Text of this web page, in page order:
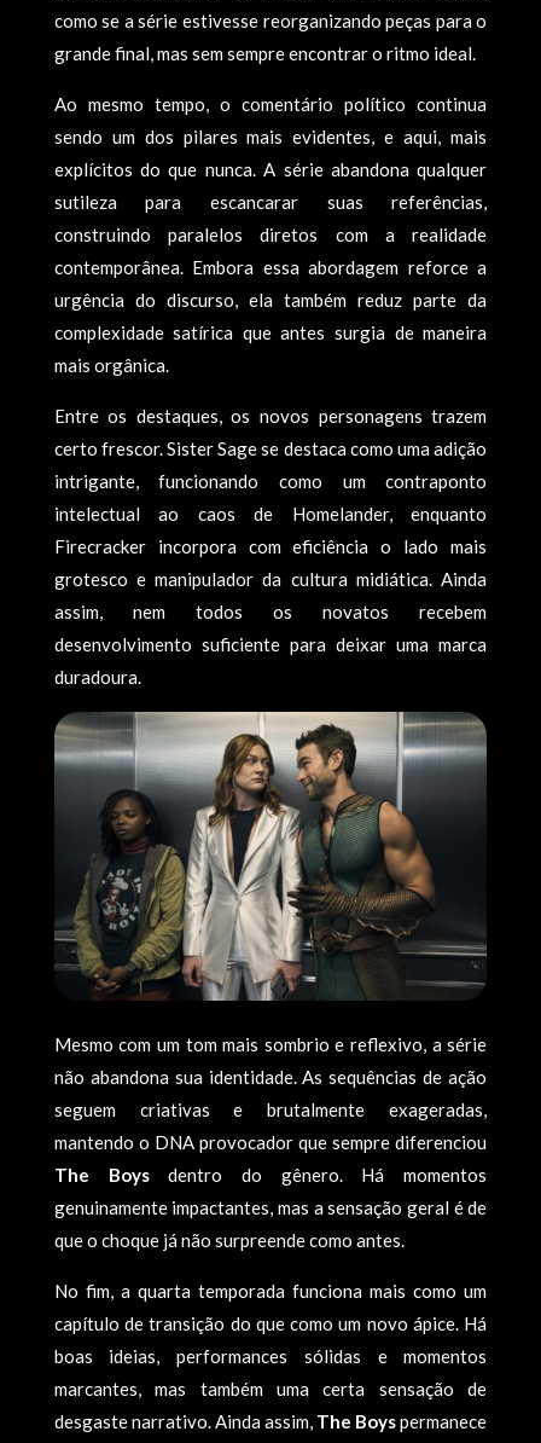
como se a série estivesse reorganizando peças para o
grande final, mas sem sempre encontrar o ritmo ideal.
Ao mesmo tempo, o comentário político continua
sendo um dos pilares mais evidentes, e aqui, mais
explícitos do que nunca. A série abandona qualquer
sutileza para escancarar suas referências,
construindo paralelos diretos com a realidade
contemporânea. Embora essa abordagem reforce a
urgência do discurso, ela também reduz parte da
complexidade satírica que antes surgia de maneira
mais orgânica.
Entre os destaques, os novos personagens trazem
certo frescor. Sister Sage se destaca como uma adição
intrigante, funcionando como um contraponto
intelectual ao caos de Homelander, enquanto
Firecracker incorpora com eficiência o lado mais
grotesco e manipulador da cultura midiática. Ainda
assim, nem todos os novatos recebem
desenvolvimento suficiente para deixar uma marca
duradoura.
Mesmo com um tom mais sombrio e reflexivo, a série
não abandona sua identidade. As sequências de ação
seguem criativas e brutalmente exageradas,
mantendo o DNA provocador que sempre diferenciou
The Boysdentro do gênero. Há momentos
genuinamente impactantes, mas a sensação geral é de
que o choque já não surpreende como antes.
No fim, a quarta temporada funciona mais como um
capítulo de transição do que como um novo ápice. Há
boas ideias, performances sólidas e momentos
marcantes, mas também uma certa sensação de
desgaste narrativo. Ainda assim, The Boyspermanece